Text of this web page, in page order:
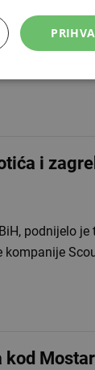
ruski
i
podnijelo je
kompanije
kod